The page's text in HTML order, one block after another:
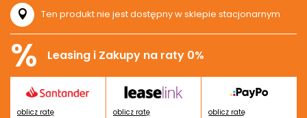
Ten produkt nie jest dostępny w sklepie stacjonarnym
% Leasing i Zakupy na raty 0%
oblicz ratę oblicz ratę oblicz ratę